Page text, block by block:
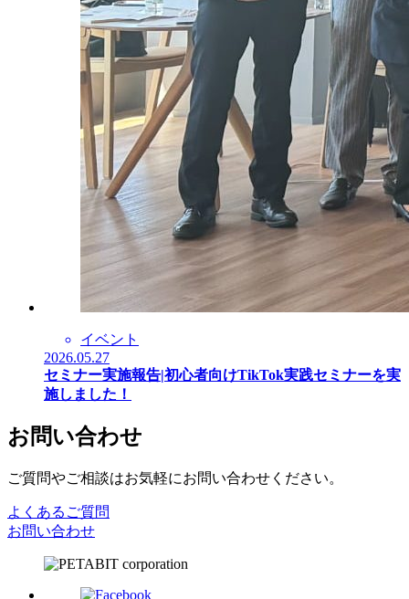
イベント
2026.05.27
セミナー実施報告|初心者向けTikTok実践セミナーを実
施しました！
お問い合わせ
ご質問やご相談はお気軽にお問い合わせください。
よくあるご質問
お問い合わせ